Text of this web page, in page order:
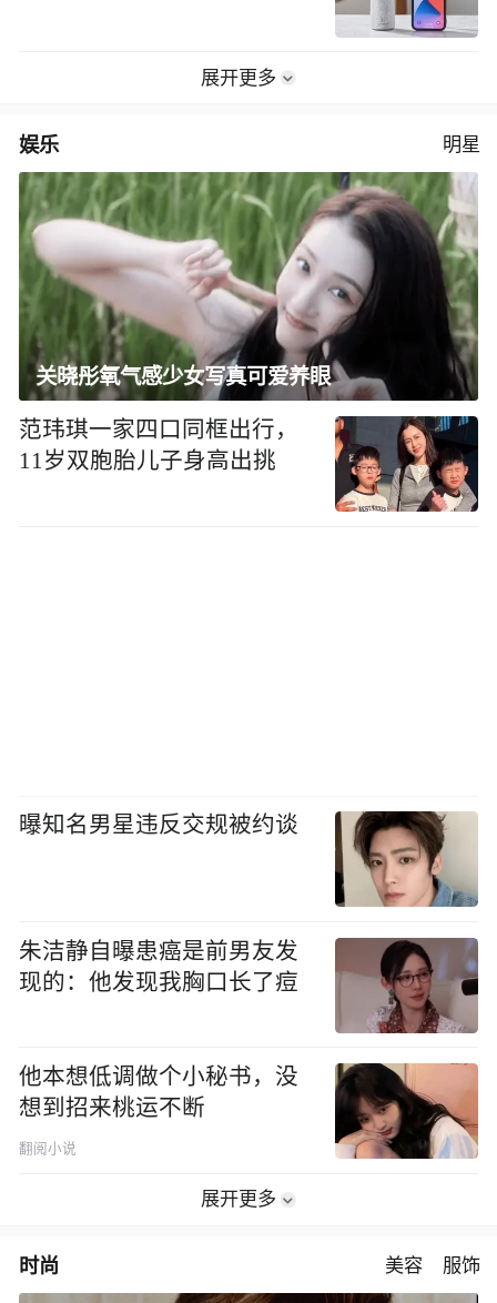
展开更多
娱乐 明星
关晓彤氧气感少女写真可爱养眼
范玮琪一家四口同框出行，
11岁双胞胎儿子身高出挑
曝知名男星违反交规被约谈
朱洁静自曝患癌是前男友发
现的：他发现我胸口长了痘
他本想低调做个小秘书，没
想到招来桃运不断
翻阅小说
展开更多
时尚 美容 服饰